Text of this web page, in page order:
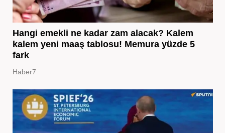
Hangi emekli ne kadar zam alacak? Kalem
kalem yeni maaş tablosu! Memura yüzde 5
fark
Haber7